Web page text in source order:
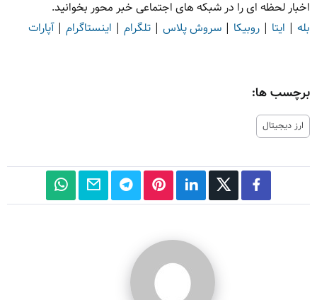
اخبار لحظه ای را در شبکه های اجتماعی خبر محور بخوانید.
بله | ایتا | روبیکا | سروش پلاس | تلگرام | اینستاگرام |آپارات
برچسب ها:
ارز دیجیتال